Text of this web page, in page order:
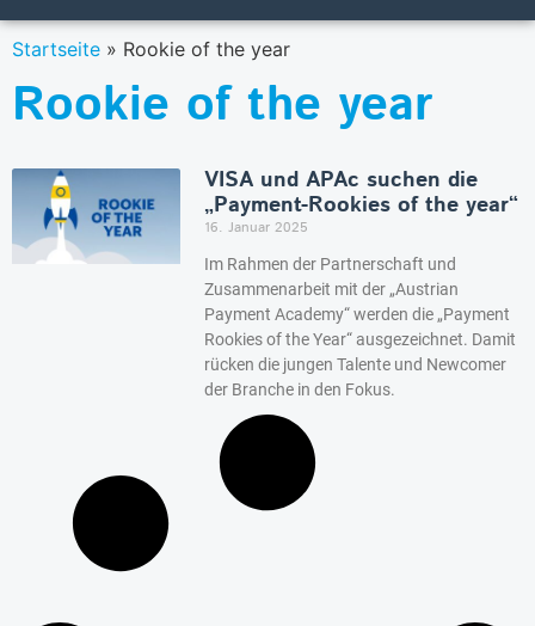
Startseite » Rookie of the year
Rookie of the year
VISA und APAc suchen die
„Payment-Rookies of the year“
16. Januar 2025
Im Rahmen der Partnerschaft und
Zusammenarbeit mit der „Austrian
Payment Academy“ werden die „Payment
Rookies of the Year“ ausgezeichnet. Damit
rücken die jungen Talente und Newcomer
der Branche in den Fokus.